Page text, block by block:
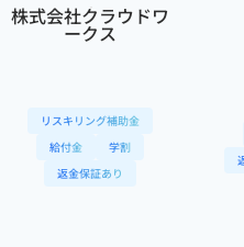
株式会社クラウドワ
ークス
リスキリング補助金
給付金
学割
返金保証あり